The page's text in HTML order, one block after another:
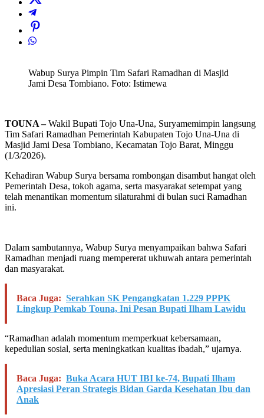
Wabup Surya Pimpin Tim Safari Ramadhan di Masjid
Jami Desa Tombiano. Foto: Istimewa
TOUNA –Wakil Bupati Tojo Una-Una, Suryamemimpin langsung
Tim Safari Ramadhan Pemerintah Kabupaten Tojo Una-Una di
Masjid Jami Desa Tombiano, Kecamatan Tojo Barat, Minggu
(1/3/2026).
Kehadiran Wabup Surya bersama rombongan disambut hangat oleh
Pemerintah Desa, tokoh agama, serta masyarakat setempat yang
telah menantikan momentum silaturahmi di bulan suci Ramadhan
ini.
Dalam sambutannya, Wabup Surya menyampaikan bahwa Safari
Ramadhan menjadi ruang mempererat ukhuwah antara pemerintah
dan masyarakat.
Baca Juga: Serahkan SK Pengangkatan 1.229 PPPK
Lingkup Pemkab Touna, Ini Pesan Bupati Ilham Lawidu
“Ramadhan adalah momentum memperkuat kebersamaan,
kepedulian sosial, serta meningkatkan kualitas ibadah,” ujarnya.
Baca Juga: Buka Acara HUT IBI ke-74, Bupati Ilham
Apresiasi Peran Strategis Bidan Garda Kesehatan Ibu dan
Anak